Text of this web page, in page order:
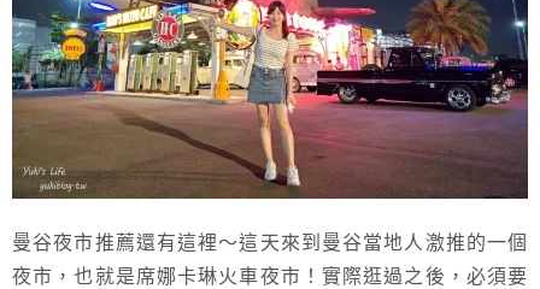
曼谷夜市推薦還有這裡～這天來到曼谷當地人激推的一個
夜市，也就是席娜卡琳火車夜市！實際逛過之後，必須要